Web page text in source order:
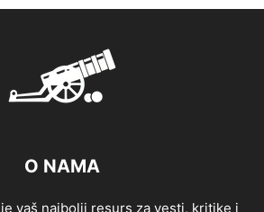
O NAMA
vaš najbolji resurs za vesti, kritike i